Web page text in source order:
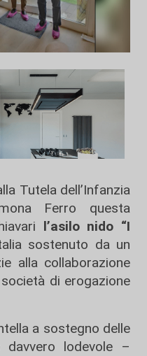
Tutela dell’Infanzia
Ferro questa
l’asilo nido “I
sostenuto da un
alla collaborazione
di erogazione
a sostegno delle
lodevole –